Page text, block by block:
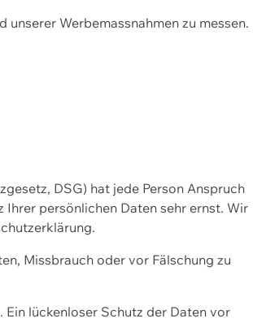
Werbemassnahmen zu messen.
DSG) hat jede Person Anspruch
persönlichen Daten sehr ernst. Wir
Missbrauch oder vor Fälschung zu
lückenloser Schutz der Daten vor